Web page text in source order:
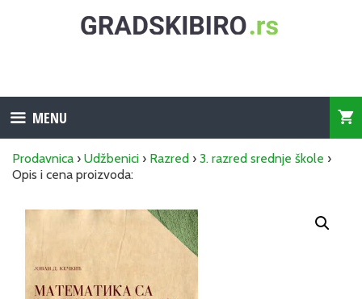
MENU
Prodavnica › Udžbenici › Razred › 3. razred srednje škole ›
Opis i cena proizvoda: